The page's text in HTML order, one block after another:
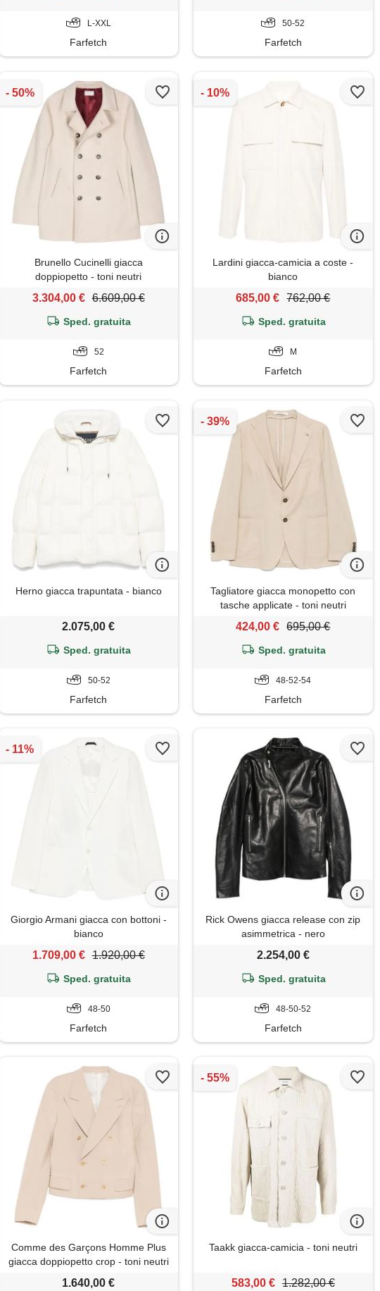
L-XXL
Farfetch
50-52
Farfetch
Brunello Cucinelli giacca
doppiopetto - toni neutri
3.304,00 € 6.609,00 €
Sped. gratuita
52
Farfetch
Lardini giacca-camicia a coste -
bianco
685,00 € 762,00 €
Sped. gratuita
M
Farfetch
Herno giacca trapuntata - bianco
2.075,00 €
Sped. gratuita
50-52
Farfetch
Tagliatore giacca monopetto con
tasche applicate - toni neutri
424,00 € 695,00 €
Sped. gratuita
48-52-54
Farfetch
Giorgio Armani giacca con bottoni -
bianco
1.709,00 € 1.920,00 €
Sped. gratuita
48-50
Farfetch
Rick Owens giacca release con zip
asimmetrica - nero
2.254,00 €
Sped. gratuita
48-50-52
Farfetch
Comme des Garçons Homme Plus
giacca doppiopetto crop - toni neutri
1.640,00 €
Taakk giacca-camicia - toni neutri
583,00 € 1.282,00 €